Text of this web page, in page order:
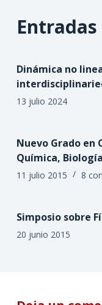
Dinámica no
13 julio 2024
Nuevo Grado en
Química,
11 julio 2015 8
Simposio sobre
20 junio 2015